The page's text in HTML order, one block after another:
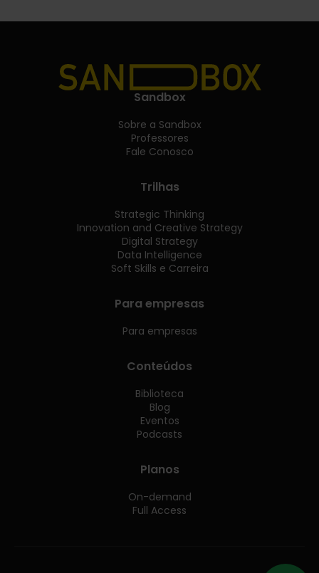
Sandbox
Sobre a Sandbox
Professores
Fale Conosco
Trilhas
Strategic Thinking
Innovation and Creative Strategy
Digital Strategy
Data Intelligence
Soft Skills e Carreira
Para empresas
Para empresas
Conteúdos
Biblioteca
Blog
Eventos
Podcasts
Planos
On-demand
Full Access